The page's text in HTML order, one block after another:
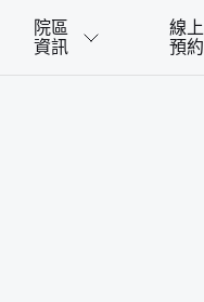
院區
資訊
線上
預約